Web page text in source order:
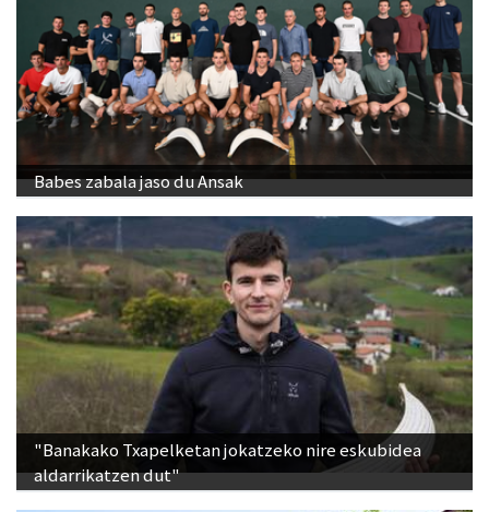
Babes zabala jaso du Ansak
"Banakako Txapelketan jokatzeko nire eskubidea
aldarrikatzen dut"